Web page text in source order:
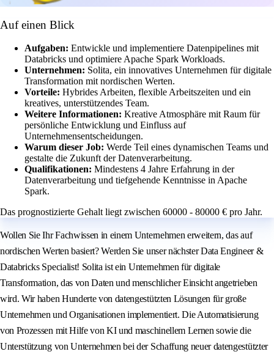
Auf einen Blick
Aufgaben: Entwickle und implementiere Datenpipelines mit
Databricks und optimiere Apache Spark Workloads.
Unternehmen: Solita, ein innovatives Unternehmen für digitale
Transformation mit nordischen Werten.
Vorteile: Hybrides Arbeiten, flexible Arbeitszeiten und ein
kreatives, unterstützendes Team.
Weitere Informationen: Kreative Atmosphäre mit Raum für
persönliche Entwicklung und Einfluss auf
Unternehmensentscheidungen.
Warum dieser Job: Werde Teil eines dynamischen Teams und
gestalte die Zukunft der Datenverarbeitung.
Qualifikationen: Mindestens 4 Jahre Erfahrung in der
Datenverarbeitung und tiefgehende Kenntnisse in Apache
Spark.
Das prognostizierte Gehalt liegt zwischen 60000 - 80000 € pro Jahr.
Wollen Sie Ihr Fachwissen in einem Unternehmen erweitern, das auf
nordischen Werten basiert? Werden Sie unser nächster Data Engineer &
Databricks Specialist! Solita ist ein Unternehmen für digitale
Transformation, das von Daten und menschlicher Einsicht angetrieben
wird. Wir haben Hunderte von datengestützten Lösungen für große
Unternehmen und Organisationen implementiert. Die Automatisierung
von Prozessen mit Hilfe von KI und maschinellem Lernen sowie die
Unterstützung von Unternehmen bei der Schaffung neuer datengestützter